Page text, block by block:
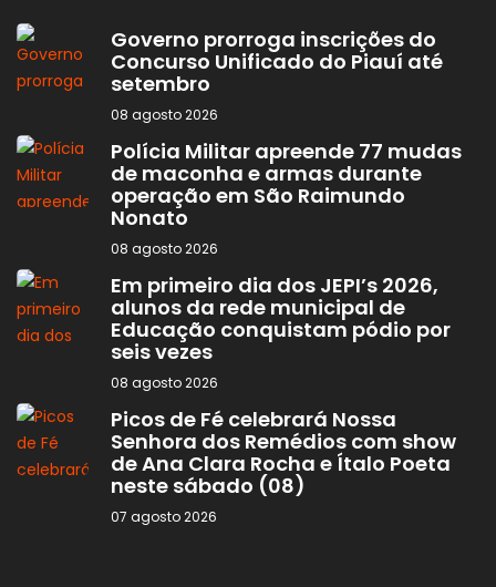
Governo prorroga inscrições do
Concurso Unificado do Piauí até
setembro
08 agosto 2026
Polícia Militar apreende 77 mudas
de maconha e armas durante
operação em São Raimundo
Nonato
08 agosto 2026
Em primeiro dia dos JEPI’s 2026,
alunos da rede municipal de
Educação conquistam pódio por
seis vezes
08 agosto 2026
Picos de Fé celebrará Nossa
Senhora dos Remédios com show
de Ana Clara Rocha e Ítalo Poeta
neste sábado (08)
07 agosto 2026